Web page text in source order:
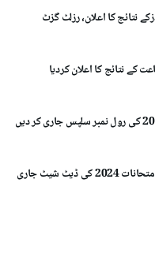
فیڈرل بورڈ نے 11 ویں ، 12 ویں کے امتحانات 2024 کی ڈیٹ شیٹ جاری